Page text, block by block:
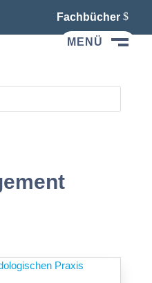
Fachbücher
MENÜ